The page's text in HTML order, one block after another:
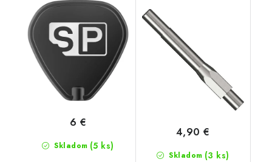
Skladom (5 ks)
6 €
Skladom (3 ks)
4,90 €